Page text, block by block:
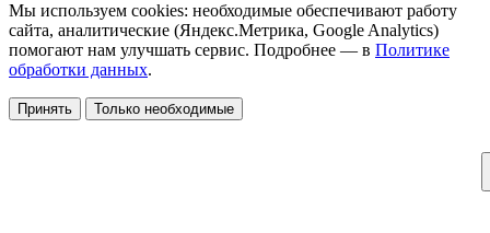
Мы используем cookies: необходимые обеспечивают работу
сайта, аналитические (Яндекс.Метрика, Google Analytics)
помогают нам улучшать сервис. Подробнее — в Политике
обработки данных.
Принять Только необходимые